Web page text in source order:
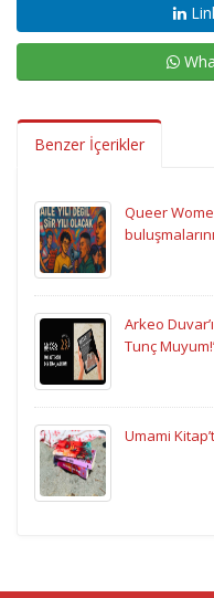
Benzer İçerikler
Queer
Arkeo
Tunç
Umami